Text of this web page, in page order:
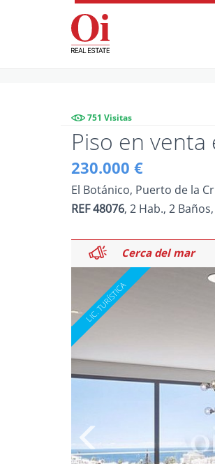
751 Visitas
Piso en
230.000 €
El Botánico, Puerto de la
REF 48076, 2 Hab., 2
Cerca del mar
A un paso del
Cerca del mar
A un paso del
Vistas al mar y
Cerca del mar